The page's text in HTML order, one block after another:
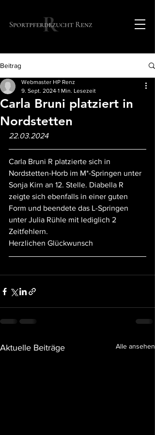
Beitrag
Carla Bruni platziert in
Nordstetten
Webmaster HP Renz
9. Sept. 2024 1 Min. Lesezeit
22.03.2024
Carla Bruni R platzierte sich in
Nordstetten-Horb im M*-Springen unter
Sonja Kirn an 12. Stelle. Diabella R
zeigte sich ebenfalls in einer guten
Form und beendete das L-Springen
unter Julia Rühle mit lediglich 2
Zeitfehlern.
Herzlichen Glückwunsch
Aktuelle Beiträge Alle ansehen